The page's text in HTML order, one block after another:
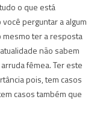
o que está
perguntar a algum
ter a resposta
não sabem
fêmea. Ter este
pois, tem casos
casos também que